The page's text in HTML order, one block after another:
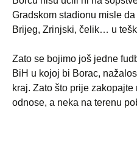
Gradskom stadionu misle
Brijeg, Zrinjski, čelik… u
Zato se bojimo još jedne
BiH u kojoj bi Borac,
kraj. Zato što prije
odnose, a neka na terenu